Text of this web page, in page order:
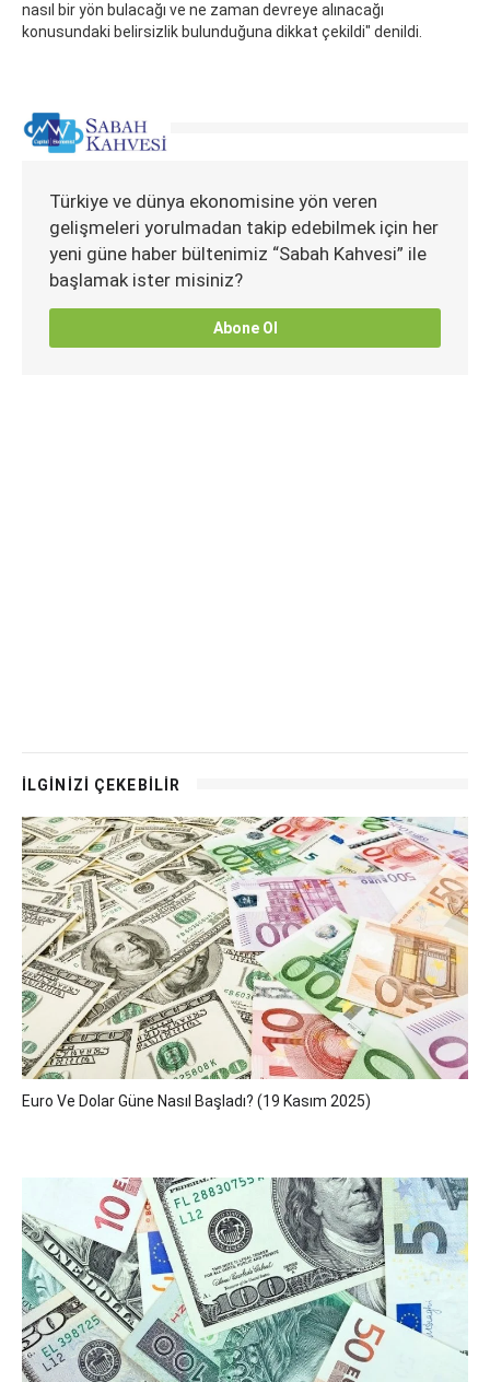
nasıl bir yön bulacağı ve ne zaman devreye alınacağı
konusundaki belirsizlik bulunduğuna dikkat çekildi" denildi.
Türkiye ve dünya ekonomisine yön veren
gelişmeleri yorulmadan takip edebilmek için her
yeni güne haber bültenimiz “Sabah Kahvesi” ile
başlamak ister misiniz?
Abone Ol
İLGİNİZİ ÇEKEBİLİR
Euro Ve Dolar Güne Nasıl Başladı? (19 Kasım 2025)